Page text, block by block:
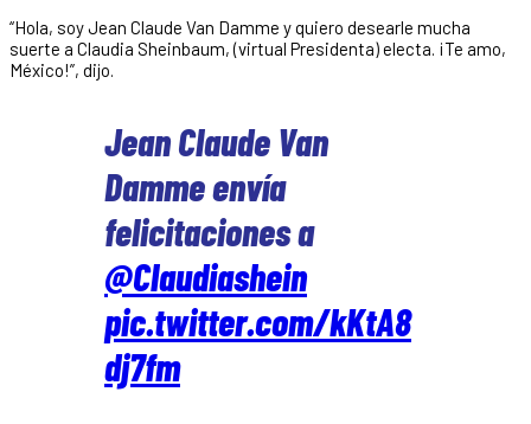
“Hola, soy Jean Claude Van Damme y quiero desearle mucha
suerte a Claudia Sheinbaum, (virtual Presidenta) electa. ¡Te amo,
México!”, dijo.
Jean Claude Van
Damme envía
felicitaciones a
@Claudiashein
pic.twitter.com/kKtA8
dj7fm